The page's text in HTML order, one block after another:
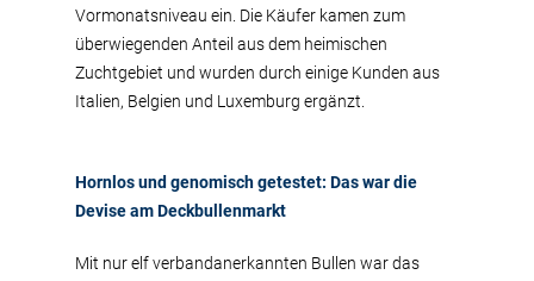
Vormonatsniveau ein. Die Käufer kamen zum
überwiegenden Anteil aus dem heimischen
Zuchtgebiet und wurden durch einige Kunden aus
Italien, Belgien und Luxemburg ergänzt.
Hornlos und genomisch getestet: Das war die
Devise am Deckbullenmarkt
Mit nur elf verbandanerkannten Bullen war das